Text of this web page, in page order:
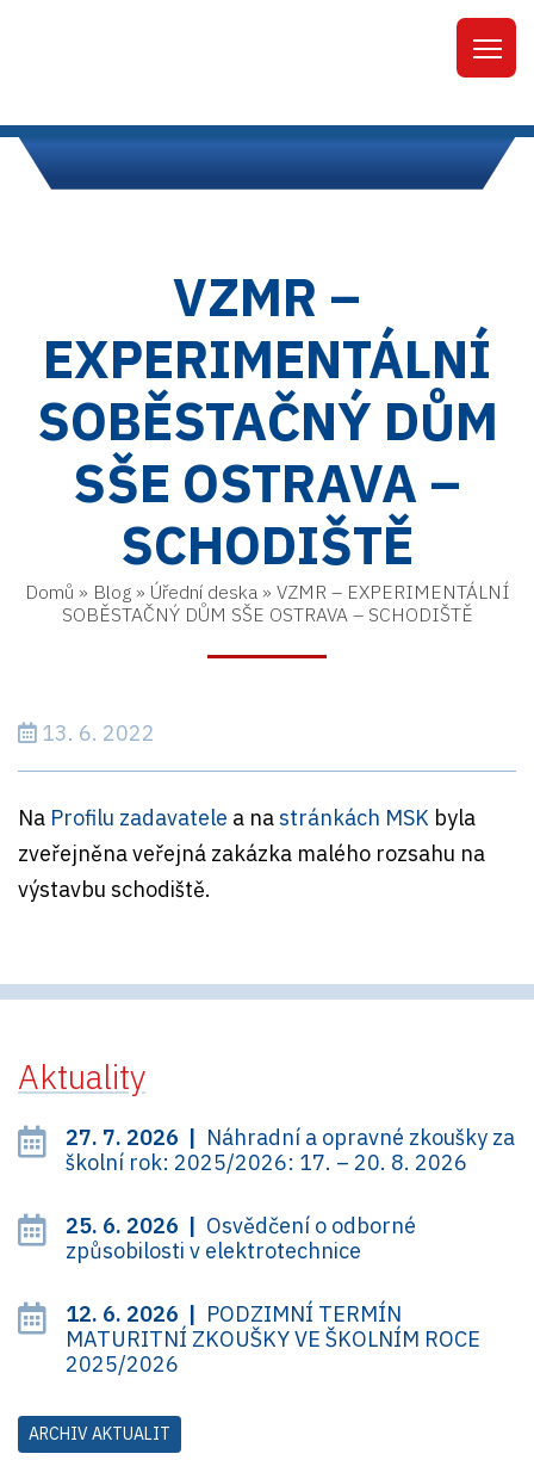
VZMR –
EXPERIMENTÁLNÍ
SOBĚSTAČNÝ DŮM
SŠE OSTRAVA –
SCHODIŠTĚ
Domů » Blog» Úřední deska » VZMR – EXPERIMENTÁLNÍ
SOBĚSTAČNÝ DŮM SŠE OSTRAVA – SCHODIŠTĚ
13. 6. 2022
Na Profilu zadavatele a nastránkách MSK byla
zveřejněna veřejná zakázka malého rozsahu na
výstavbu schodiště.
Aktuality
27. 7. 2026 | Náhradní a opravné zkoušky za
školní rok: 2025/2026: 17. – 20. 8. 2026
25. 6. 2026 | Osvědčení o odborné
způsobilosti v elektrotechnice
12. 6. 2026 | PODZIMNÍ TERMÍN
MATURITNÍ ZKOUŠKY VE ŠKOLNÍM ROCE
2025/2026
ARCHIV AKTUALIT